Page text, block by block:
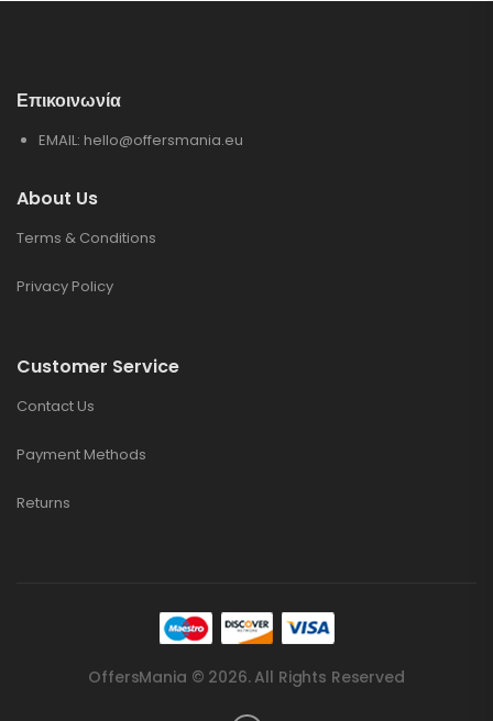
Επικοινωνία
EMAIL: hello@offersmania.eu
About Us
Terms & Conditions
Privacy Policy
Customer Service
Contact Us
Payment Methods
Returns
OffersMania © 2026. All Rights Reserved